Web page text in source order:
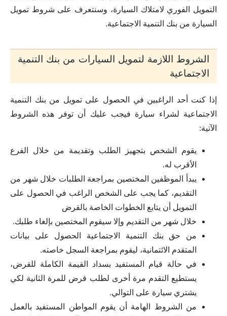
التمويل الفوري لامتلاك السيارة، وسنتعرف على شروط تمويل
السيارة من بنك التنمية الاجتماعية.
الشروط اللازمة لتمويل السيارات من بنك التنمية
الاجتماعية
إذا كنت أحد الراغبين في الحصول على تمويل من بنك التنمية
الاجتماعية لشراء سيارة فيجب عليك أن توفر هذه الشروط
الآتية:
يقوم الشخص بتجهيز الطلب وتقديمة من خلال الفرع
الأقرب له.
يبدأ الموظفين المختصين بمراجعة الطلبات خلال شهر من
التقديم، كما يجب على الشخص الراغب في الحصول على
التمويل أن يتابع الخطوات الخاصة بالقرض
خلال شهر من التقديم وإلا سيقوم المختصين بإلغاء طلبك.
من حق بنك التنمية الاجتماعية الحصول على بيانات
المتقدم الائتمانية، ليقوم بمراجعة السجل خاصته.
في حالة قيام المستفيد بسداد القيمة الكاملة للقرض،
يستطيع التقدم مرة أخرى لطلب قرض للمرة الثانية لكي
يشتري سيارة على التوالي.
من الشروط الهامة أن يقوم المواطن المستفيد بالعمل